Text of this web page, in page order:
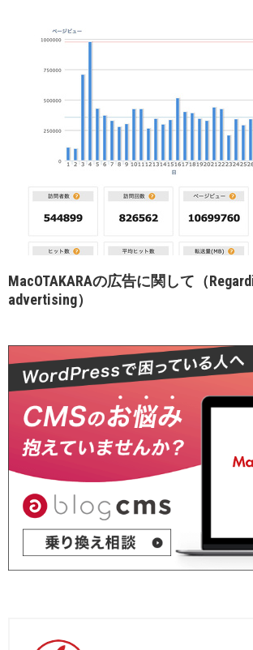
MacOTAKARAの広告に関して（
advertising）